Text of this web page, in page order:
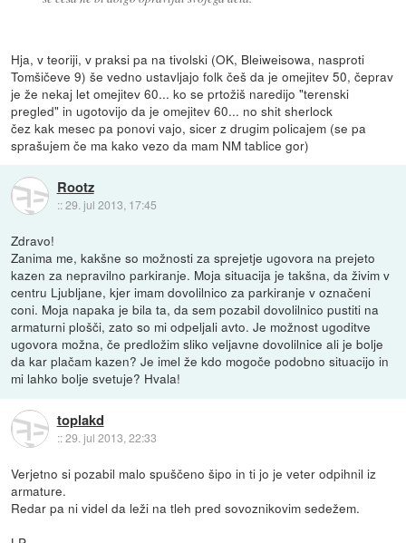
Hja, v teoriji, v praksi pa na tivolski (OK, Bleiweisowa, nasproti
Tomšičeve 9) še vedno ustavljajo folk češ da je omejitev 50, čeprav
je že nekaj let omejitev 60... ko se prtožiš naredijo "terenski
pregled" in ugotovijo da je omejitev 60... no shit sherlock
čez kak mesec pa ponovi vajo, sicer z drugim policajem (se pa
sprašujem če ma kako vezo da mam NM tablice gor)
Rootz
::29. jul 2013, 17:45
Zdravo!
Zanima me, kakšne so možnosti za sprejetje ugovora na prejeto
kazen za nepravilno parkiranje. Moja situacija je takšna, da živim v
centru Ljubljane, kjer imam dovolilnico za parkiranje v označeni
coni. Moja napaka je bila ta, da sem pozabil dovolilnico pustiti na
armaturni plošči, zato so mi odpeljali avto. Je možnost ugoditve
ugovora možna, če predložim sliko veljavne dovolilnice ali je bolje
da kar plačam kazen? Je imel že kdo mogoče podobno situacijo in
mi lahko bolje svetuje? Hvala!
toplakd
::29. jul 2013, 22:33
Verjetno si pozabil malo spuščeno šipo in ti jo je veter odpihnil iz
armature.
Redar pa ni videl da leži na tleh pred sovoznikovim sedežem.